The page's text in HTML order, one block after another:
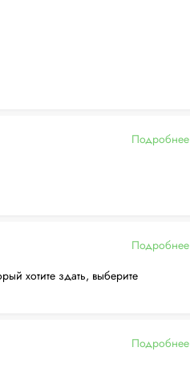
Подробнее
Подробнее
хотите здать, выберите
Подробнее